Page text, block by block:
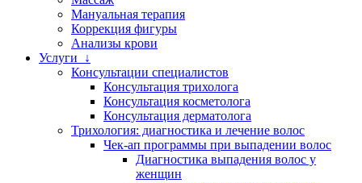
Мануальная терапия
Коррекция фигуры
Анализы крови
Услуги ↓
Консультации специалистов
Консультация трихолога
Консультация косметолога
Консультация дерматолога
Трихология: диагностика и лечение волос
Чек-ап программы при выпадении волос
Диагностика выпадения волос у
женщин